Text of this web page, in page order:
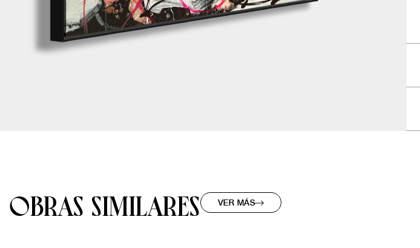
OBRAS SIMILARES VER MÁS